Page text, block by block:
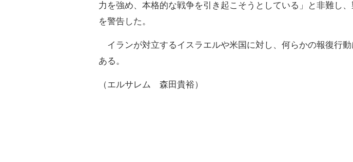
力を強め、本格的な戦争を引き起こそうとしている」と非難し
を警告した。
イランが対立するイスラエルや米国に対し、何らかの報復行
ある。
（エルサレム 森田貴裕）